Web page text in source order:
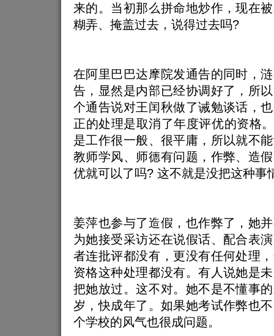
来的。当初那么拼命地炒作，现在
糊弄、掩盖过去，说得过去吗?
在阿里巴巴达摩院发通告的同时，
告，显然是内部已经协调好了，所
个通告说对王闰秋做了诫勉谈话，
正的处理是取消了年度评优的资格
是工作很一般、很平庸，所以就不
教师学风、师德有问题，作弊、造
优就可以了吗? 这不就是没把这种事
姜萍也参与了造假，也作弊了，她
为她接受采访还在说假话、配合表
者连批评都没有，更没有任何处理
资格这种处理都没有。有人说她是
把她放过。这不对。她不是不懂事
岁，快成年了。如果她考试作弊也
个学校的风气也很成问题。